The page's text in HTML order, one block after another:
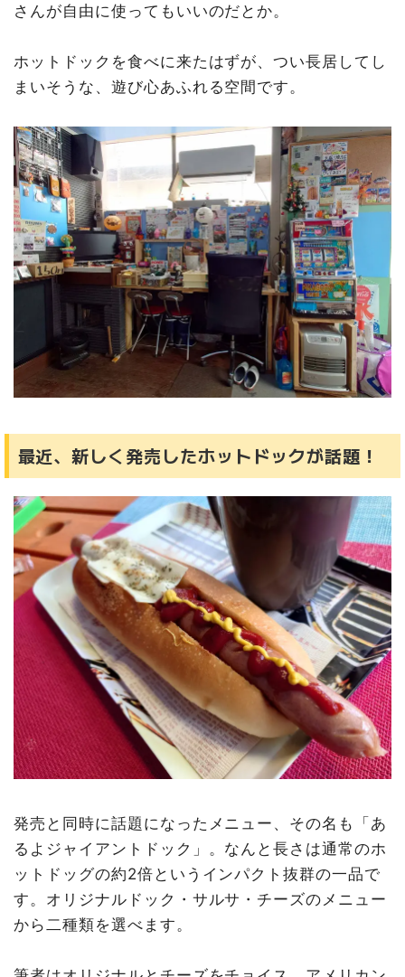
さんが自由に使ってもいいのだとか。
ホットドックを食べに来たはずが、つい長居してし
まいそうな、遊び心あふれる空間です。
最近、新しく発売したホットドックが話題！
発売と同時に話題になったメニュー、その名も「あ
るよジャイアントドック」。なんと長さは通常のホ
ットドッグの約2倍というインパクト抜群の一品で
す。オリジナルドック・サルサ・チーズのメニュー
から二種類を選べます。